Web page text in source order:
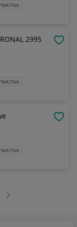
2995
Następna strona